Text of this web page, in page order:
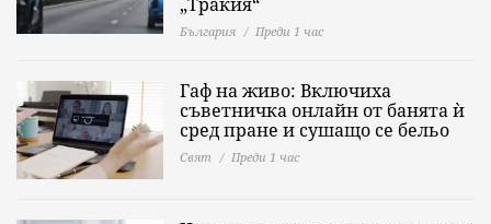
България Преди 1 час
Гаф на живо: Включиха
съветничка онлайн от банята ѝ
сред пране и сушащо се бельо
Свят Преди 1 час